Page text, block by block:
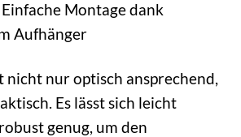
Einfache Montage dank
Aufhänger
nicht nur optisch ansprechend,
Es lässt sich leicht
genug, um den